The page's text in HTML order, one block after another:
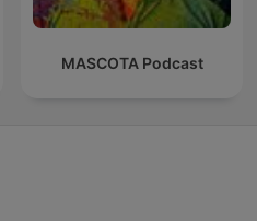
MASCOTA Podcast